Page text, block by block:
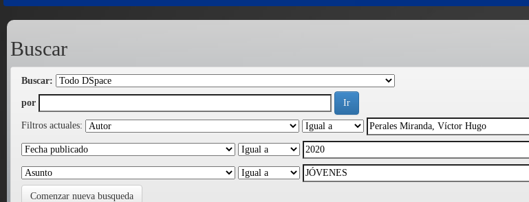
Buscar
Buscar:
por
Filtros actuales:
Comenzar nueva busqueda